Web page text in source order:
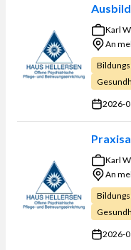
Karl
An
2026-
Karl
An
2026-